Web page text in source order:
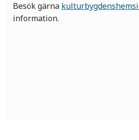
Besök gärna
information.